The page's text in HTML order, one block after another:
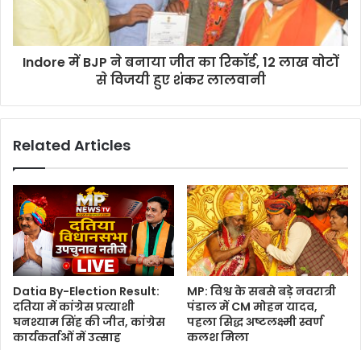
Indore में BJP ने बनाया जीत का रिकॉर्ड, 12 लाख वोटों
से विजयी हुए शंकर लालवानी
Related Articles
Datia By-Election Result:
दतिया में कांग्रेस प्रत्याशी
घनश्याम सिंह की जीत, कांग्रेस
कार्यकर्ताओं में उत्साह
MP: विश्व के सबसे बड़े नवरात्री
पंडाल में CM मोहन यादव,
पहला सिद्ध अष्टलक्ष्मी स्वर्ण
कलश मिला